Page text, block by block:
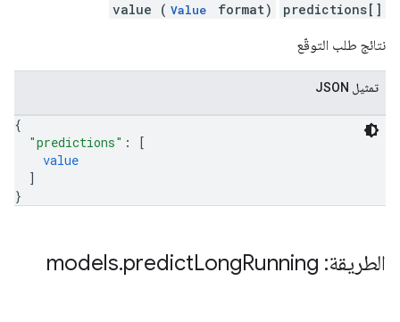
predictions[]
value ( Value format)
نتائج طلب التوقّع
تمثيل JSON
{
"predictions" :
[
value
]
}
الطريقة: models .predictLongRunning